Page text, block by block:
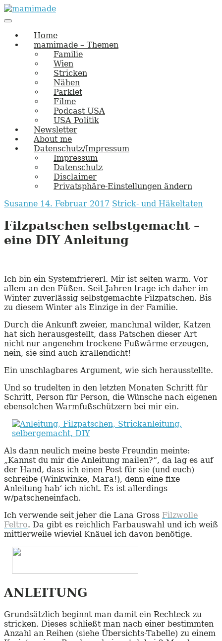
Skip
to
mamimade
vernäht und zugetextet
navigation
Menu
Home
mamimade – Themen
Familie
Wien
Stricken
Nähen
Parklet
Filme
Podcast USA
USA Politik
Newsletter
About me
Datenschutz/Impressum
Impressum
Datenschutz
Disclaimer
Privatsphäre-Einstellungen ändern
Susanne 14. Februar 2017 Strick- und Häkeltaten
Filzpatschen selbstgemacht –
eine DIYAnleitung
Ich bin ein Systemfriererl. Mir ist selten warm. Vor
allem an den Füßen. Seit Jahren trage ich daher im
Winter zuverlässig selbstgemachte Filzpatschen. Bis
zu diesem Winter als Einzige in der Familie.
Durch die Ankunft zweier, manchmal wilder, Katzen
hat sich herausgestellt, dass Patschen dieser Art
nicht nur angenehm trockene Fußwärme erzeugen,
nein, sie sind auch krallendicht!
Ein unschlagbares Argument, wie sich herausstellte.
Und so trudelten in den letzten Monaten Schritt für
Schritt, Person für Person, die Wünsche nach eigenen
ebensolchen Warmfußschützern bei mir ein.
Als dann neulich meine beste Freundin meinte:
„Kannst du mir die Anleitung mailen?“, da lag es auf
der Hand, dass ich einen Post für sie (und euch)
schreibe (Winkwinke, Mara!), denn eine fixe
Anleitung hab‘ ich nicht. Es ist allerdings
w/patscheneinfach.
Ich verwende seit jeher die Lana Gross Filzwolle
Feltro. Da gibt es reichlich Farbauswahl und ich weiß
mittlerweile wieviel Knäuel ich davon benötige.
ANLEITUNG
Grundsätzlich beginnt man damit ein Rechteck zu
stricken. Dieses schließt man nach einer bestimmten
Anzahl an Reihen (siehe Übersichts-Tabelle) zu einem